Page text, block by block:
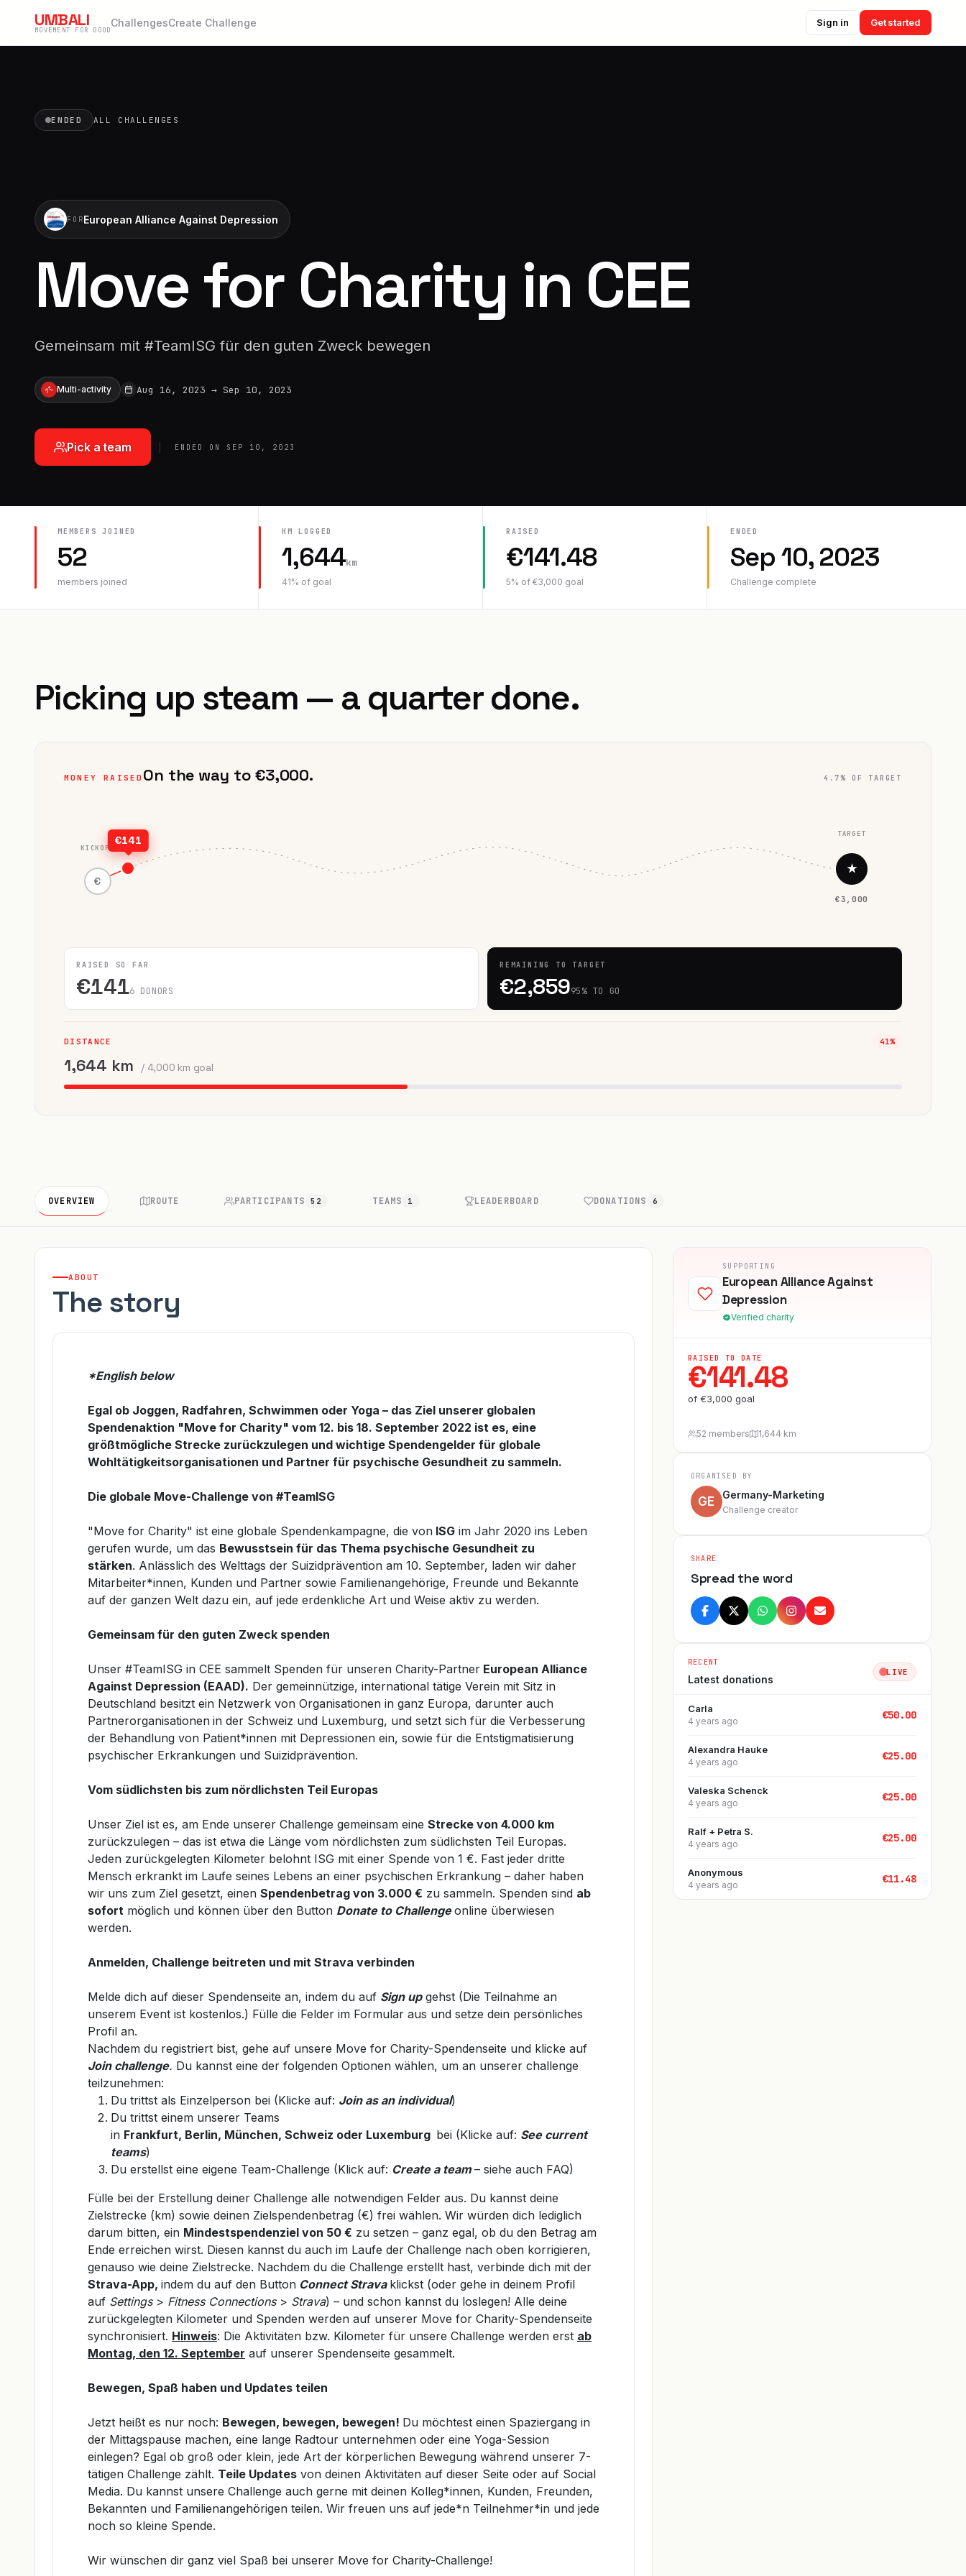
UMBALI
MOVEMENT FOR GOOD
ChallengesCreate Challenge Sign in Get started
ENDED ALL CHALLENGES
FOREuropean Alliance Against Depression
Move for Charity in CEE
Gemeinsam mit #TeamISG für den guten Zweck bewegen
Multi-activity Aug 16, 2023 → Sep 10, 2023
Pick a team ENDED ON SEP 10, 2023
MEMBERS JOINED
52
members joined
KM LOGGED
1,644km
41% of goal
RAISED
€141.48
5% of €3,000 goal
ENDED
Sep 10, 2023
Challenge complete
Picking up steam — a quarter done.
MONEY RAISED On the way to €3,000. 4.7% OF TARGET
KICKOFF
€
TARGET
★
€3,000
€141
RAISED SO FAR
€1416 DONORS
REMAINING TO TARGET
€2,85995% TO GO
DISTANCE 41%
1,644 km / 4,000 km goal
OVERVIEW ROUTE PARTICIPANTS 52 TEAMS 1 LEADERBOARD DONATIONS 6
ABOUT
The story
*English below
Egal ob Joggen, Radfahren, Schwimmen oder Yoga – das Ziel unserer globalen
Spendenaktion "Move for Charity" vom 12. bis 18. September 2022 ist es, eine
größtmögliche Strecke zurückzulegen und wichtige Spendengelder für globale
Wohltätigkeitsorganisationen und Partner für psychische Gesundheit zu sammeln.
Die globale Move-Challenge von #TeamISG
"Move for Charity" ist eine globale Spendenkampagne, die von ISG im Jahr 2020 ins Leben
gerufen wurde, um das Bewusstsein für das Thema psychische Gesundheit zu
stärken. Anlässlich des Welttags der Suizidprävention am 10. September, laden wir daher
Mitarbeiter*innen, Kunden und Partner sowie Familienangehörige, Freunde und Bekannte
auf der ganzen Welt dazu ein, auf jede erdenkliche Art und Weise aktiv zu werden.
Gemeinsam für den guten Zweck spenden
Unser #TeamISG in CEE sammelt Spenden für unseren Charity-Partner European Alliance
Against Depression (EAAD). Der gemeinnützige, international tätige Verein mit Sitz in
Deutschland besitzt ein Netzwerk von Organisationen in ganz Europa, darunter auch
Partnerorganisationen in der Schweiz und Luxemburg, und setzt sich für die Verbesserung
der Behandlung von Patient*innen mit Depressionen ein, sowie für die Entstigmatisierung
psychischer Erkrankungen und Suizidprävention.
Vom südlichsten bis zum nördlichsten Teil Europas
Unser Ziel ist es, am Ende unserer Challenge gemeinsam eine Strecke von 4.000 km
zurückzulegen – das ist etwa die Länge vom nördlichsten zum südlichsten Teil Europas.
Jeden zurückgelegten Kilometer belohnt ISG mit einer Spende von 1 €. Fast jeder dritte
Mensch erkrankt im Laufe seines Lebens an einer psychischen Erkrankung – daher haben
wir uns zum Ziel gesetzt, einen Spendenbetrag von 3.000 € zu sammeln. Spenden sind ab
sofort möglich und können über den Button Donate to Challenge online überwiesen
werden.
Anmelden, Challenge beitreten und mit Strava verbinden
Melde dich auf dieser Spendenseite an, indem du auf Sign upgehst (Die Teilnahme an
unserem Event ist kostenlos.) Fülle die Felder im Formular aus und setze dein persönliches
Profil an.
Nachdem du registriert bist, gehe auf unsere Move for Charity-Spendenseite und klicke auf
Join challenge. Du kannst eine der folgenden Optionen wählen, um an unserer challenge
teilzunehmen:
Du trittst als Einzelperson bei (Klicke auf: Join as an individual)
Du trittst einem unserer Teams
in Frankfurt, Berlin, München, Schweiz oder Luxemburg bei (Klicke auf: See current
teams)
Du erstellst eine eigene Team-Challenge (Klick auf: Create a team – siehe auch FAQ)
Fülle bei der Erstellung deiner Challenge alle notwendigen Felder aus. Du kannst deine
Zielstrecke (km) sowie deinen Zielspendenbetrag (€) frei wählen. Wir würden dich lediglich
darum bitten, ein Mindestspendenziel von 50 € zu setzen – ganz egal, ob du den Betrag am
Ende erreichen wirst. Diesen kannst du auch im Laufe der Challenge nach oben korrigieren,
genauso wie deine Zielstrecke. Nachdem du die Challenge erstellt hast, verbinde dich mit der
Strava-App, indem du auf den Button Connect Strava klickst (oder gehe in deinem Profil
auf Settings > Fitness Connections> Strava) – und schon kannst du loslegen! Alle deine
zurückgelegten Kilometer und Spenden werden auf unserer Move for Charity-Spendenseite
synchronisiert. Hinweis: Die Aktivitäten bzw. Kilometer für unsere Challenge werden erst ab
Montag, den 12. September auf unserer Spendenseite gesammelt.
Bewegen, Spaß haben und Updates teilen
Jetzt heißt es nur noch: Bewegen, bewegen, bewegen! Du möchtest einen Spaziergang in
der Mittagspause machen, eine lange Radtour unternehmen oder eine Yoga-Session
einlegen? Egal ob groß oder klein, jede Art der körperlichen Bewegung während unserer 7-
tätigen Challenge zählt. Teile Updates von deinen Aktivitäten auf dieser Seite oder auf Social
Media. Du kannst unsere Challenge auch gerne mit deinen Kolleg*innen, Kunden, Freunden,
Bekannten und Familienangehörigen teilen. Wir freuen uns auf jede*n Teilnehmer*in und jede
noch so kleine Spende.
Wir wünschen dir ganz viel Spaß bei unserer Move for Charity-Challenge!
SUPPORTING
European Alliance Against
Depression
Verified charity
RAISED TO DATE
€141.48
of €3,000 goal
52 members 1,644 km
ORGANISED BY
GE Germany-Marketing
Challenge creator
SHARE
Spread the word
RECENT
Latest donations
LIVE
Carla
4 years ago €50.00
Alexandra Hauke
4 years ago €25.00
Valeska Schenck
4 years ago €25.00
Ralf + Petra S.
4 years ago €25.00
Anonymous
4 years ago €11.48